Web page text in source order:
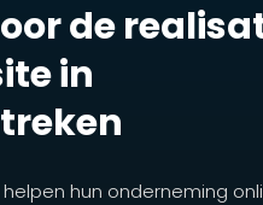
de
in
hun onderneming